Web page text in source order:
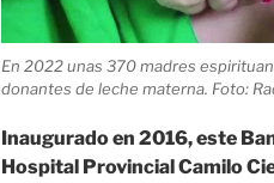
En 2022 unas 370 madres
donantes de leche materna. Foto:
Inaugurado en 2016, este
Hospital Provincial Camilo